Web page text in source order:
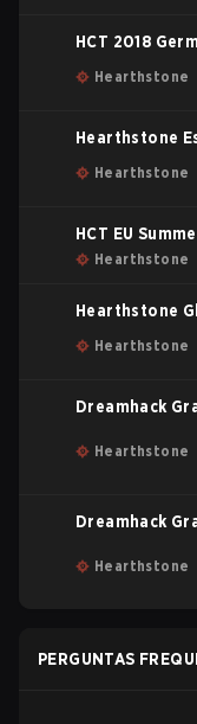
HCT 2018
Hearthstone
Hearthstone
Hearthstone
HCT EU
Hearthstone
Hearthstone
Hearthstone
Dreamhack
Stream
Hearthstone
Dreamhack
Hearthstone
PERGUNTAS